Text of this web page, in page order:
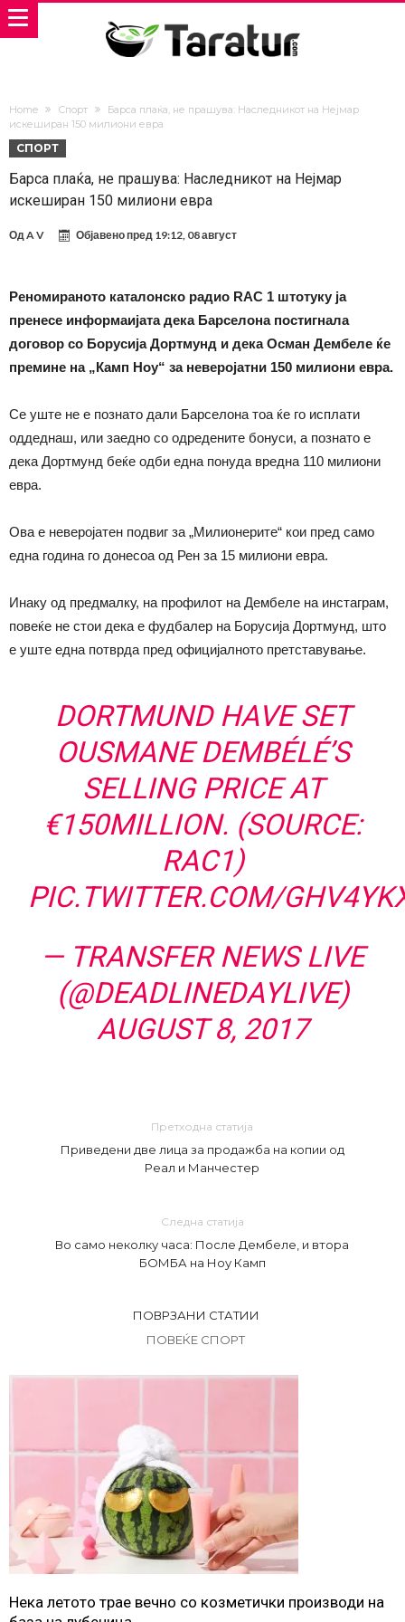
Home Спорт
Барса плаќа, не прашува: Наследникот на Нејмар
искеширан 150 милиони евра
СПОРТ
Барса плаќа, не прашува: Наследникот на Нејмар
искеширан 150 милиони евра
ОдA V Објавено пред 19:12, 08 август
Реномираното каталонско радио RAC 1 штотуку ја
пренесе информаијата дека Барселона постигнала
договор со Борусија Дортмунд и дека Осман Дембеле ќе
премине на „Камп Ноу“ за неверојатни 150 милиони евра.
Се уште не е познато дали Барселона тоа ќе го исплати
оддеднаш, или заедно со одредените бонуси, а познато е
дека Дортмунд беќе одби една понуда вредна 110 милиони
евра.
Ова е неверојатен подвиг за „Милионерите“ кои пред само
една година го донесоа од Рен за 15 милиони евра.
Инаку од предмалку, на профилот на Дембеле на инстаграм,
повеќе не стои дека е фудбалер на Борусија Дортмунд, што
е уште една потврда пред официјалното претставување.
DORTMUND HAVE SET
OUSMANE DEMBÉLÉ’S
SELLING PRICE AT
€150MILLION. (SOURCE:
RAC1)
PIC.TWITTER.COM/
— TRANSFER NEWS LIVE
(@DEADLINEDAYLIVE)
AUGUST 8, 2017
Претходна статија
Приведени две лица за продажба на копии од
Реал и Манчестер
Следна статија
Во само неколку часа: После Дембеле, и втора
БОМБА на Ноу Камп
ПОВРЗАНИ СТАТИИ
ПОВЕЌЕ СПОРТ
Нека летото трае вечно со козметички производи на